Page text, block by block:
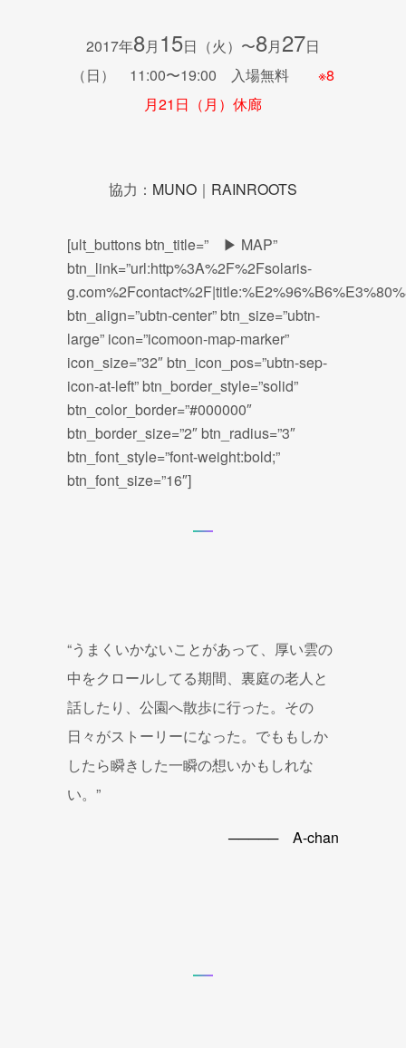
2017年8月 15日（火）〜8月27日
（日） 11:00〜19:00 入場無料 ※8
月21日（月）休廊
協力： MUNO ｜ RAINROOTS
[ult_buttons btn_title=” ▶ MAP”
btn_link=”url:http%3A%2F%2Fsolaris-
btn_align=”ubtn-center” btn_size=”ubtn-
large” icon=”icomoon-map-marker”
icon_size=”32″ btn_icon_pos=”ubtn-sep-
icon-at-left” btn_border_style=”solid”
btn_color_border=”#000000″
btn_border_size=”2″ btn_radius=”3″
btn_font_style=”font-weight:bold;”
btn_font_size=”16″]
“うまくいかないことがあって、厚い雲の
中をクロールしてる期間、裏庭の老人と
話したり、公園へ散歩に行った。その
日々がストーリーになった。でももしか
したら瞬きした一瞬の想いかもしれな
い。”
───── A-chan